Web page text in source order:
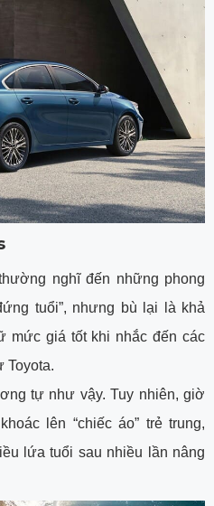
nghĩ đến những phong
tuổi”, nhưng bù lại là khả
mức giá tốt khi nhắc đến các
Toyota.
tự như vậy. Tuy nhiên, giờ
lên “chiếc áo” trẻ trung,
lứa tuổi sau nhiều lần nâng